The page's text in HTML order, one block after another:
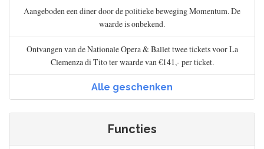
Aangeboden een diner door de politieke beweging Momentum. De
waarde is onbekend.
Ontvangen van de Nationale Opera & Ballet twee tickets voor La
Clemenza di Tito ter waarde van €141,- per ticket.
Alle geschenken
Functies